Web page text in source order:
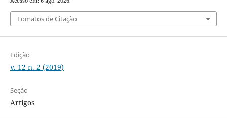
Fomatos de Citação
Edição
v. 12 n. 2 (2019)
Seção
Artigos